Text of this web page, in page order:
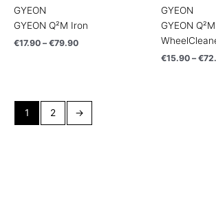
GYEON
GYEON Q²M Iron
€17.90 – €79.90
GYEON
GYEON
€15.90 – €
1 2 →